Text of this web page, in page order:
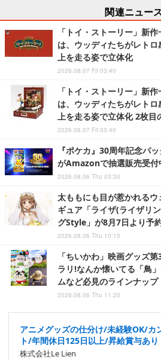
関連ニュース
「トイ・ストーリー」新
は、ウッディたちがレト
上を走る姿で立体化
2026.08.07 Fri 03:40
「トイ・ストーリー」新
は、ウッディたちがレト
上を走る姿で立体化 2枚目
2026.08.07 Fri 03:40
『ポケカ』30周年記念パ
がAmazonで抽選販売受
2026.08.06 Thu 03:30
太ももにも目が惹かれる
ギュア「ライザ(ライザリ
グStyle」が8月7日より予
2026.08.06 Thu 10:15
「ちいかわ」映画グッズ
ラリ!なんか懐いてる「鳥
ムなど必見のラインナップ
2026.08.06 Thu 11:25
アニメグッズの仕分け/未経験OK/カ
ト/年間休日125日以上/昇給賞与あり
株式会社Le Lien